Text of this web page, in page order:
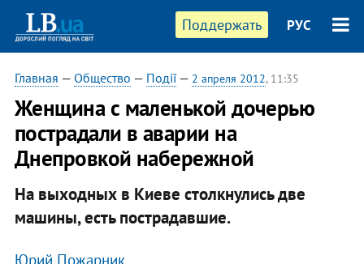
Поддержать РУС
Главная — Общество — Події— 2 апреля 2012, 11:35
Женщина с маленькой дочерью
пострадали в аварии на
Днепровкой набережной
На выходных в Киеве столкнулись две
машины, есть пострадавшие.
Юрий Пожарник